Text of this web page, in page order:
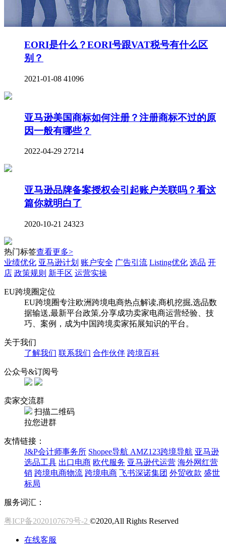
EORI是什么？EORI号跟VAT税号有什么区
别？
2021-01-08 41096
亚马逊美国商标如何注册？注册商标不过的原
因一般有哪些？
2022-04-29 27214
亚马逊品牌备案授权会引起账户关联吗？看这
篇你就明白了
2020-10-21 24323
热门标签查看更多>
业绩优化 亚马逊计划 账户安全 广告引流 Listing优化 选品 开
店 政策规则 新手区 运营实操
EU跨境圈定位
EU跨境圈专注欧洲跨境电商热点解读,商机挖掘,选品数
据输送,最新平台政策,分享成功卖家电商运营经验、技
巧、案例，成为中国跨境卖家拓展知识的平台。
关于我们
了解我们 联系我们 合作伙伴 跨境百科
公众号&订阅号
卖家交流群
扫描二维码
拉您进群
友情链接：
J&P会计师事务所 Shopee导航 AMZ123跨境导航 亚马逊
选品工具 出口电商 欧代服务 亚马逊代运营 海外网红营
销 跨境电商物流 跨境电商 飞书深诺集团 外贸收款 盛世
标局
服务词汇：
粤ICP备2020107679号-2 ©2020,All Rights Reserved
在线客服